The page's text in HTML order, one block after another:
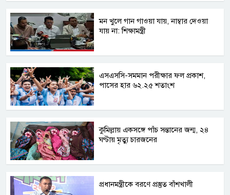
মন খুলে গান গাওয়া যায়, নাম্বার দেওয়া
যায় না: শিক্ষামন্ত্রী
এসএসসি-সমমান পরীক্ষার ফল প্রকাশ,
পাসের হার ৬২.২৫ শতাংশ
কুমিল্লায় একসঙ্গে পাঁচ সন্তানের জন্ম, ২৪
ঘণ্টায় মৃত্যু চারজনের
প্রধানমন্ত্রীকে বরণে প্রস্তুত বাঁশখালী